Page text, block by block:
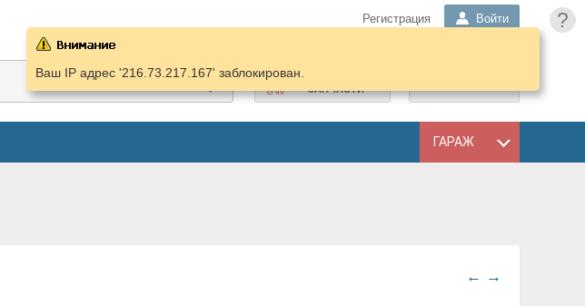
?
Регистрация Войти
ЗАПЧАСТИ
ГАРАЖ
Ваш IP адрес '216.73.217.167' заблокирован.
← →